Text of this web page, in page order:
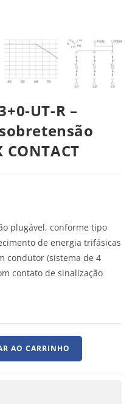
UT-R –
plugável, conforme tipo
de energia trifásicas
condutor (sistema de 4
contato de sinalização
AO CARRINHO